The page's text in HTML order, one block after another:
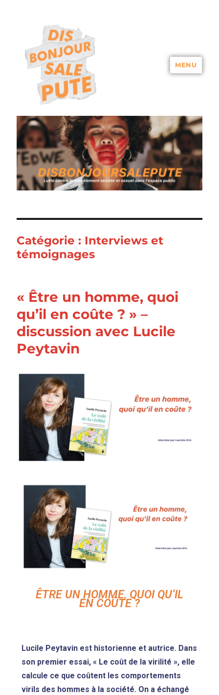
DISBONJOURSALEPUTE
MENU
Catégorie : Interviews et
témoignages
« Être un homme, quoi
qu’il en coûte ? » –
discussion avec Lucile
Peytavin
ÊTRE UN HOMME, QUOI QU’IL
EN COÛTE ?
Lucile Peytavin est historienne et autrice. Dans
son premier essai, « Le coût de la virilité », elle
calcule ce que coûtent les comportements
virils des hommes à la société. On a échangé